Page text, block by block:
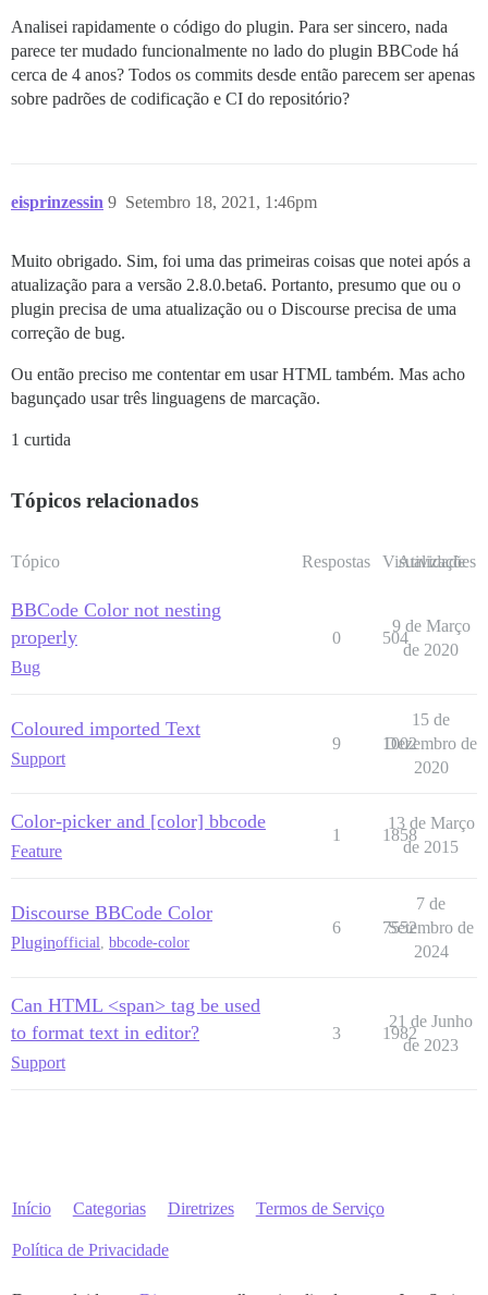
Analisei rapidamente o código do plugin. Para ser sincero, nada
parece ter mudado funcionalmente no lado do plugin BBCode há
cerca de 4 anos? Todos os commits desde então parecem ser apenas
sobre padrões de codificação e CI do repositório?
eisprinzessin Setembro 18, 2021, 1:46pm
9
Muito obrigado. Sim, foi uma das primeiras coisas que notei após a
atualização para a versão 2.8.0.beta6. Portanto, presumo que ou o
plugin precisa de uma atualização ou o Discourse precisa de uma
correção de bug.
Ou então preciso me contentar em usar HTML também. Mas acho
bagunçado usar três linguagens de marcação.
1 curtida
Tópicos relacionados
Tópico Respostas Visualizações
Atividade
BBCode Color not nesting
properly
Bug
0 504
9 de Março
de 2020
Coloured imported Text
Support
9 1002
15 de
Dezembro de
2020
Color-picker and [color] bbcode
Feature
1 1858
13 de Março
de 2015
Discourse BBCode Color
Pluginofficial, bbcode-color
6 7552
7 de
Setembro de
2024
Can HTML <span> tag be used
to format text in editor?
Support
3 1982
21 de Junho
de 2023
Início Categorias Diretrizes Termos de Serviço
Política de Privacidade